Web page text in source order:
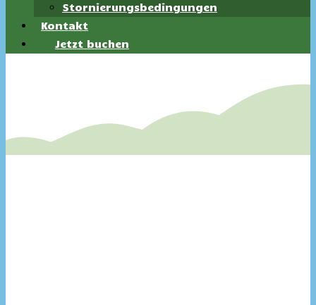
Stornierungsbedingungen
Kontakt
Jetzt buchen